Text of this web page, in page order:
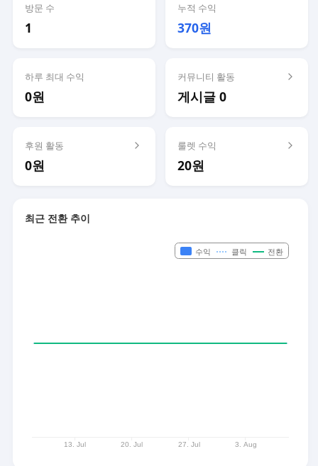
방문 수
1
누적 수익
370원
하루 최대 수익
0원
커뮤니티 활동
게시글 0
후원 활동
0원
룰렛 수익
20원
최근 전환 추이